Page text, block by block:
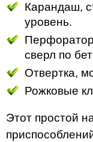
Карандаш,
уровень.
сверл по
Отвертка,
Рожковые
Этот простой